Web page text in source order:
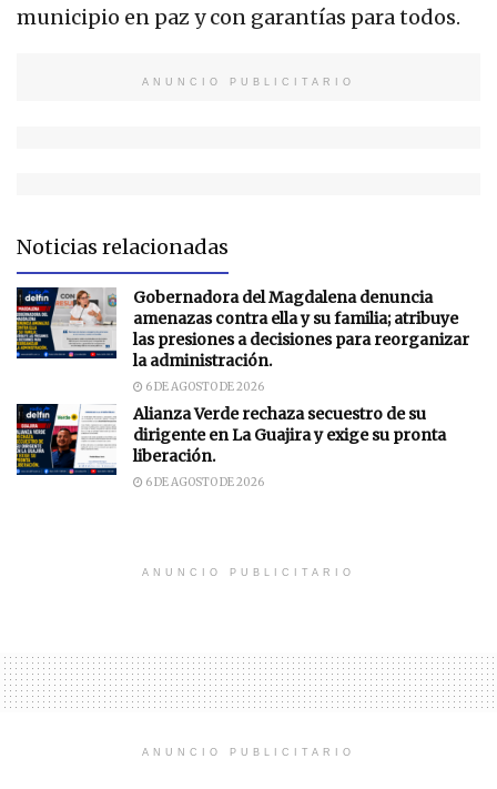
municipio en paz y con garantías para todos.
ANUNCIO PUBLICITARIO
Noticias relacionadas
Gobernadora del Magdalena denuncia
amenazas contra ella y su familia; atribuye
las presiones a decisiones para reorganizar
la administración.
6 DE AGOSTO DE 2026
Alianza Verde rechaza secuestro de su
dirigente en La Guajira y exige su pronta
liberación.
6 DE AGOSTO DE 2026
ANUNCIO PUBLICITARIO
ANUNCIO PUBLICITARIO